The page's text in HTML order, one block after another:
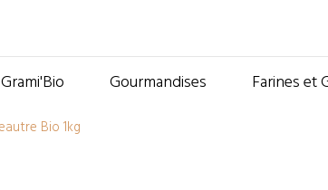
Grami'Bio Gourmandises Farines et
Bio 1kg